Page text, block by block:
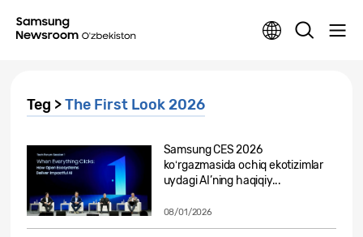
Teg >The First Look 2026
Samsung CES 2026
koʻrgazmasida ochiq ekotizimlar
uydagi AI’ning haqiqiy...
08/01/2026